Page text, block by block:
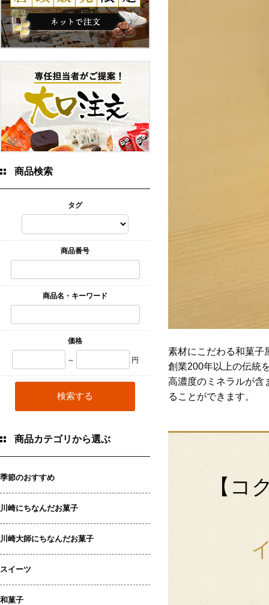
素材にこだわる和菓子
創業200年以上の伝統
高濃度のミネラルが含
ることができます。
【コ
商品検索
タグ
商品番号
商品名・キーワード
価格
～ 円
商品カテゴリから選ぶ
季節のおすすめ
川崎にちなんだお菓子
川崎大師にちなんだお菓子
スイーツ
和菓子